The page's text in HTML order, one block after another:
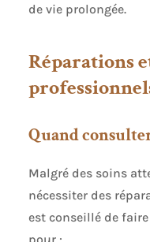
de vie prolongée.
Réparations
Quand
Malgré des soins
nécessiter des
est conseillé de
pour :